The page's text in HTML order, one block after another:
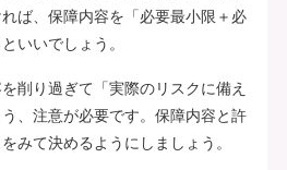
ば、保障内容を「必要最小限＋必
いいでしょう。
削り過ぎて「実際のリスクに備え
、注意が必要です。保障内容と許
みて決めるようにしましょう。